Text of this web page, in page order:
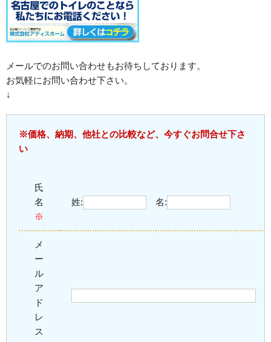
メールでのお問い合わせもお待ちしております。
お気軽にお問い合わせ下さい。
↓
※価格、納期、他社との比較など、今すぐお問合せ下さ
い
氏
名
※
姓: 名:
メ
ー
ル
ア
ド
レ
ス